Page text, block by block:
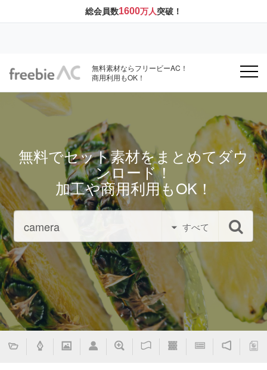
総会員数1600万人突破！
無料素材ならフリービーAC！
商用利用もOK！
無料でセット素材をまとめてダウ
ンロード！
加工や商用利用もOK！
すべて